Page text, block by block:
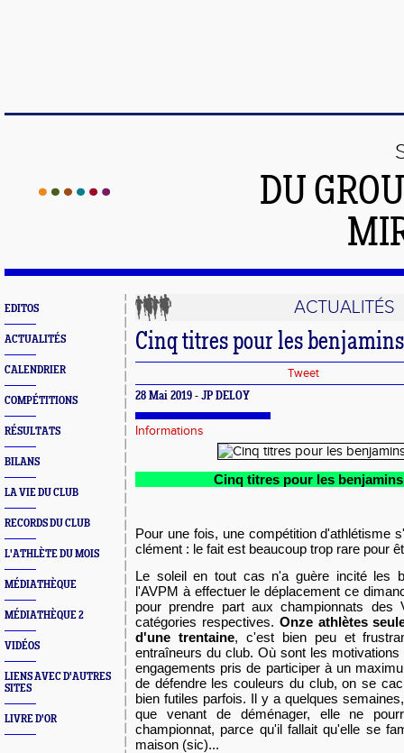
DU
EDITOS
ACTUALITÉS
CALENDRIER
COMPÉTITIONS
RÉSULTATS
BILANS
LA VIE DU CLUB
RECORDS DU CLUB
L'ATHLÈTE DU MOIS
MÉDIATHÈQUE
MÉDIATHÈQUE 2
VIDÉOS
LIENS AVEC D'AUTRES
SITES
LIVRE D'OR
ACTUALITÉS
Cinq titres pour les
Tweet
28 Mai 2019 - JP DELOY
Informations
Cinq titres pour les
Pour une fois, une compétition d'athlétisme
clément : le fait est beaucoup trop rare pour
Le soleil en tout cas n'a guère incité les
l'AVPM à effectuer le déplacement ce
pour prendre part aux championnats des
catégories respectives. Onze athlètes
d'une trentaine, c'est bien peu et
entraîneurs du club. Où sont les
engagements pris de participer à un
de défendre les couleurs du club, on se
bien futiles parfois. Il y a quelques
que venant de déménager, elle ne
championnat, parce qu'il fallait qu'elle se
maison (sic)...